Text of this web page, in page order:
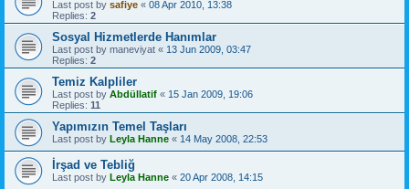
Last post by safiye « 08 Apr 2010, 13:38
Replies: 2
Sosyal Hizmetlerde Hanımlar
Last post by maneviyat « 13 Jun 2009, 03:47
Replies: 2
Temiz Kalpliler
Last post by Abdüllatif « 15 Jan 2009, 19:06
Replies: 11
Yapımızın Temel Taşları
Last post by Leyla Hanne « 14 May 2008, 22:53
İrşad ve Tebliğ
Last post by Leyla Hanne « 20 Apr 2008, 14:15